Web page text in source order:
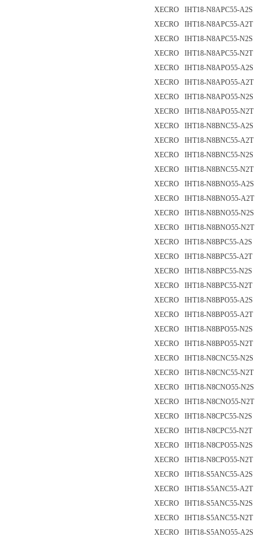
XECRO IHT18-N8APC55-A2S
XECRO IHT18-N8APC55-A2T
XECRO IHT18-N8APC55-N2S
XECRO IHT18-N8APC55-N2T
XECRO IHT18-N8APO55-A2S
XECRO IHT18-N8APO55-A2T
XECRO IHT18-N8APO55-N2S
XECRO IHT18-N8APO55-N2T
XECRO IHT18-N8BNC55-A2S
XECRO IHT18-N8BNC55-A2T
XECRO IHT18-N8BNC55-N2S
XECRO IHT18-N8BNC55-N2T
XECRO IHT18-N8BNO55-A2S
XECRO IHT18-N8BNO55-A2T
XECRO IHT18-N8BNO55-N2S
XECRO IHT18-N8BNO55-N2T
XECRO IHT18-N8BPC55-A2S
XECRO IHT18-N8BPC55-A2T
XECRO IHT18-N8BPC55-N2S
XECRO IHT18-N8BPC55-N2T
XECRO IHT18-N8BPO55-A2S
XECRO IHT18-N8BPO55-A2T
XECRO IHT18-N8BPO55-N2S
XECRO IHT18-N8BPO55-N2T
XECRO IHT18-N8CNC55-N2S
XECRO IHT18-N8CNC55-N2T
XECRO IHT18-N8CNO55-N2S
XECRO IHT18-N8CNO55-N2T
XECRO IHT18-N8CPC55-N2S
XECRO IHT18-N8CPC55-N2T
XECRO IHT18-N8CPO55-N2S
XECRO IHT18-N8CPO55-N2T
XECRO IHT18-S5ANC55-A2S
XECRO IHT18-S5ANC55-A2T
XECRO IHT18-S5ANC55-N2S
XECRO IHT18-S5ANC55-N2T
XECRO IHT18-S5ANO55-A2S